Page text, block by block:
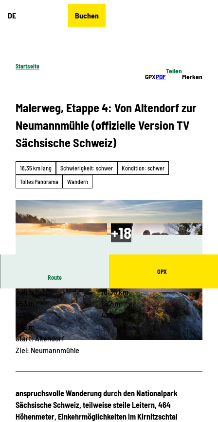
DE Buchen
Startseite
GPXPDF
Teilen
Merken
Malerweg, Etappe 4: Von Altendorf zur
Neumannmühle (offizielle Version TV
Sächsische Schweiz)
18,35 km lang Schwierigkeit: schwer
Kondition: schwer
Tolles Panorama
Wandern
© Jacqueline Voigt, Tourismusverband Sächsisc
he Schweiz
© Achim Meurer, Tourismusverband Sächsisch
e Schweiz
Route
GPX
7:15 h
18,35 km
553 m
662 m
133 m
435 m
302 m
Start: Altendorf
Ziel: Neumannmühle
anspruchsvolle Wanderung durch den Nationalpark
Sächsische Schweiz, teilweise steile Leitern, 464
Höhenmeter, Einkehrmöglichkeiten im Kirnitzschtal